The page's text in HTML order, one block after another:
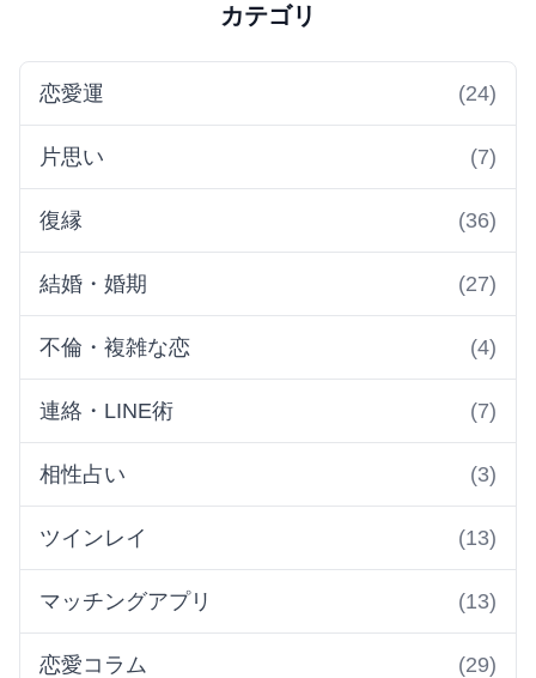
カテゴリ
恋愛運 (24)
片思い (7)
復縁 (36)
結婚・婚期 (27)
不倫・複雑な恋 (4)
連絡・LINE術 (7)
相性占い (3)
ツインレイ (13)
マッチングアプリ (13)
恋愛コラム (29)